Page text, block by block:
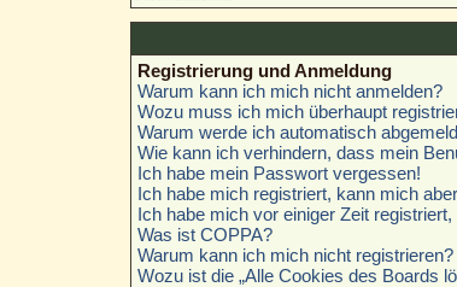
Registrierung und Anmeldung
Warum kann ich mich nicht anmelden?
Wozu muss ich mich überhaupt
Warum werde ich automatisch
Wie kann ich verhindern, dass mein
Ich habe mein Passwort vergessen!
Ich habe mich registriert, kann mich
Ich habe mich vor einiger Zeit
Was ist COPPA?
Warum kann ich mich nicht registrieren?
Wozu ist die „Alle Cookies des Boards